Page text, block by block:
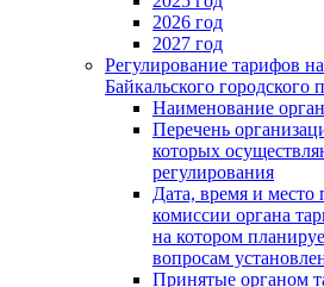
2026 год
2027 год
Регулирование тарифов
Байкальского городского
Наименование
Перечень
которых
регулирования
Дата, время и место
комиссии органа
на котором
вопросам
Принятые органом